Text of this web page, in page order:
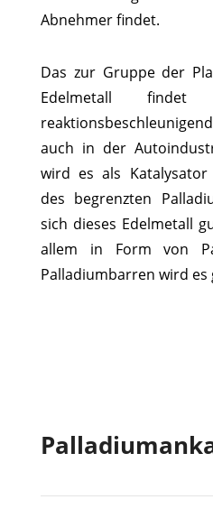
Abnehmer findet.
Das zur Gruppe der
Edelmetall findet
auch in der
wird es als Katalysator
des begrenzten
sich dieses Edelmetall
allem in Form von
Palladiumbarren wird es